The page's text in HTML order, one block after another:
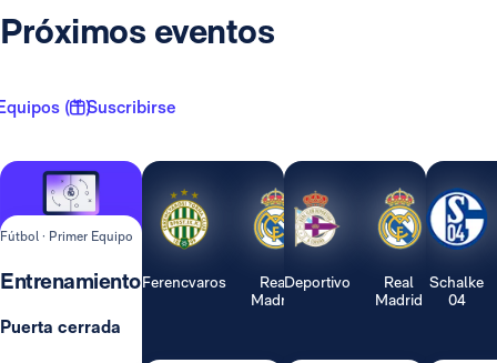
Próximos eventos
( 1 )Suscribirse
Fútbol · Primer Equipo
Entrenamiento
Puerta cerrada
Ferencvaros
Real
Madrid
Deportivo
Real
Madrid
Schalke
04